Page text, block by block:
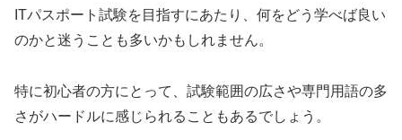
ITパスポート試験を目指すにあたり、何をどう学べば良い
のかと迷うことも多いかもしれません。
特に初心者の方にとって、試験範囲の広さや専門用語の多
さがハードルに感じられることもあるでしょう。